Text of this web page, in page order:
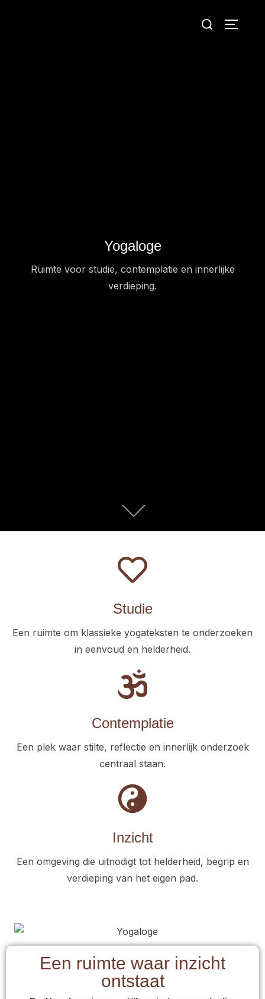
Yogaloge
Ruimte voor studie, contemplatie en innerlijke
verdieping.
Studie
Een ruimte om klassieke yogateksten te onderzoeken
in eenvoud en helderheid.
Contemplatie
Een plek waar stilte, reflectie en innerlijk onderzoek
centraal staan.
Inzicht
Een omgeving die uitnodigt tot helderheid, begrip en
verdieping van het eigen pad.
Een ruimte waar inzicht
ontstaat